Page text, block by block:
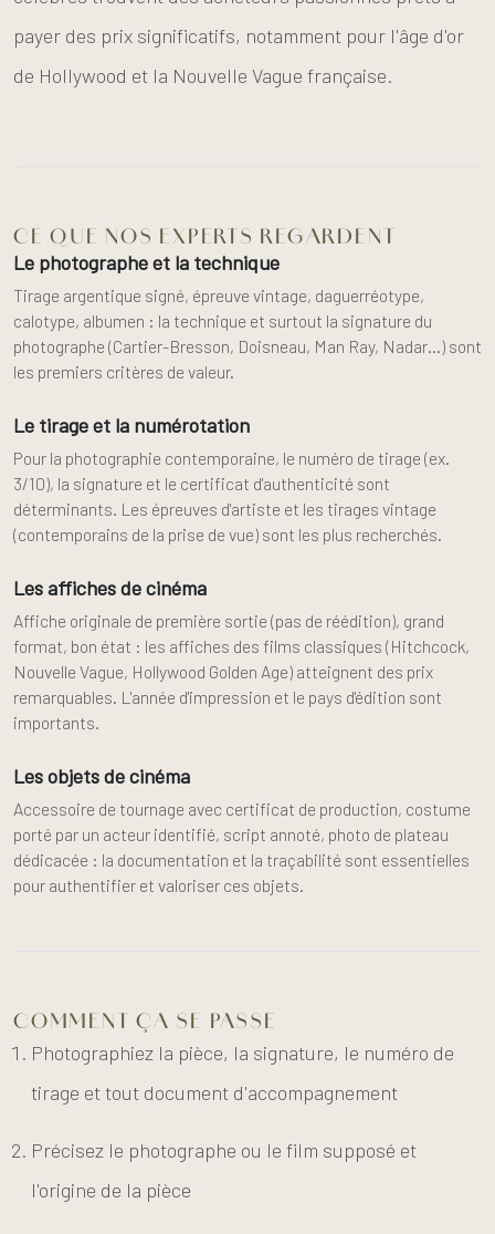
payer des prix significatifs, notamment pour l'âge d'or
de Hollywood et la Nouvelle Vague française.
CE QUE NOS EXPERTS REGARDENT
Le photographe et la technique
Tirage argentique signé, épreuve vintage, daguerréotype,
calotype, albumen : la technique et surtout la signature du
photographe (Cartier-Bresson, Doisneau, Man Ray, Nadar…) sont
les premiers critères de valeur.
Le tirage et la numérotation
Pour la photographie contemporaine, le numéro de tirage (ex.
3/10), la signature et le certificat d'authenticité sont
déterminants. Les épreuves d'artiste et les tirages vintage
(contemporains de la prise de vue) sont les plus recherchés.
Les affiches de cinéma
Affiche originale de première sortie (pas de réédition), grand
format, bon état : les affiches des films classiques (Hitchcock,
Nouvelle Vague, Hollywood Golden Age) atteignent des prix
remarquables. L'année d'impression et le pays d'édition sont
importants.
Les objets de cinéma
Accessoire de tournage avec certificat de production, costume
porté par un acteur identifié, script annoté, photo de plateau
dédicacée : la documentation et la traçabilité sont essentielles
pour authentifier et valoriser ces objets.
COMMENT ÇA SE PASSE
Photographiez la pièce, la signature, le numéro de
tirage et tout document d'accompagnement
Précisez le photographe ou le film supposé et
l'origine de la pièce